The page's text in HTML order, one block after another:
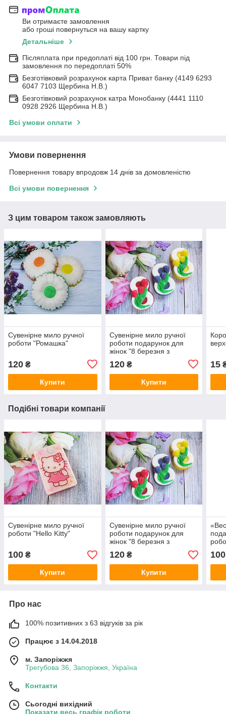
Ви отримаєте замовлення
або гроші повернуться на вашу картку
Детальніше
Післяплата при предоплаті від 100 грн. Товари під
замовлення по передоплаті 50%
Безготівковий розрахунок карта Приват банку (4149 6293
6047 7103 Щербина Н.В.)
Безготівковий розрахунок катра Монобанку (4441 1110
0928 2926 Щербина Н.В.)
Всі умови оплати
Умови повернення
Повернення товару впродовж 14 днів за домовленістю
Всі умови повернення
З цим товаром також замовляють
Сувенірне мило ручної
роботи "Ромашка"
120 ₴
Купити
Сувенірне мило ручної
роботи подарунок для
жінок "8 березня з
120₴
Купити
15
Подібні товари компанії
Сувенірне мило ручної
роботи "Hello Kitty"
100 ₴
Купити
Сувенірне мило ручної
роботи подарунок для
жінок "8 березня з
тюльпанами"
120₴
Купити
100
Про нас
100% позитивних з 63 відгуків за рік
Працює з 14.04.2018
м. Запоріжжя
Трегубова 36, Запоріжжя, Україна
Контакти
Сьогодні вихідний
Показати весь графік роботи